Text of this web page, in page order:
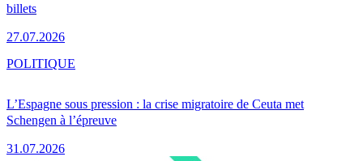
billets
27.07.2026
L’Espagne sous pression : la crise migratoire de Ceuta met
Schengen à l’épreuve
31.07.2026
POLITIQUE